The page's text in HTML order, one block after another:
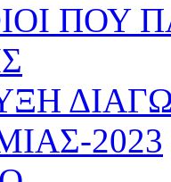
ΠΟΥ
2023